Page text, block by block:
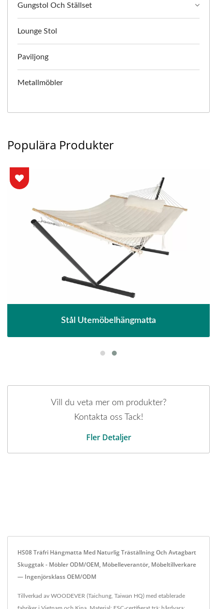
Gungstol Och Ställset
Lounge Stol
Paviljong
Metallmöbler
Populära Produkter
Stål Utemöbelhängmatta
Vill du veta mer om produkter?
Kontakta oss Tack!
Fler Detaljer
HS08 Träfri Hängmatta Med Naturlig Träställning Och Avtagbart
Skuggtak - Möbler ODM/OEM, Möbelleverantör, Möbeltillverkare
— Ingenjörsklass OEM/ODM
Tillverkad av WOODEVER (Taichung, Taiwan HQ) med etablerade